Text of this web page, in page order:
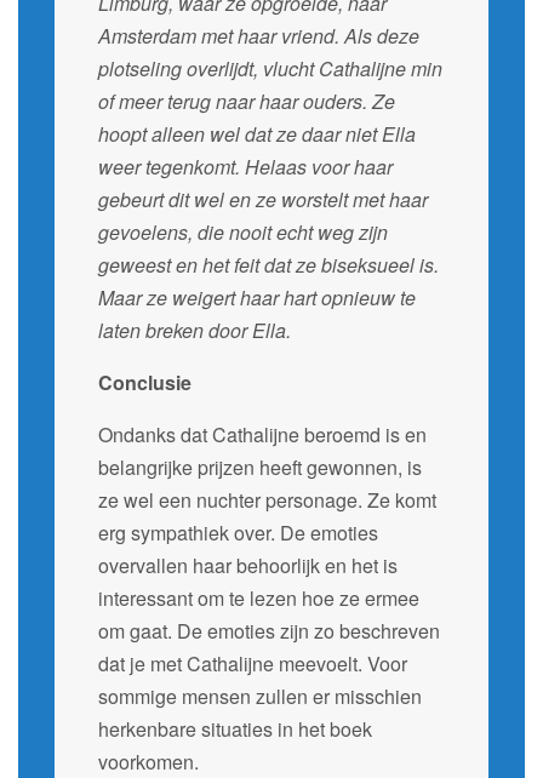
Amsterdam met haar vriend. Als deze
plotseling overlijdt, vlucht Cathalijne min
of meer terug naar haar ouders. Ze
hoopt alleen wel dat ze daar niet Ella
weer tegenkomt. Helaas voor haar
gebeurt dit wel en ze worstelt met haar
gevoelens, die nooit echt weg zijn
geweest en het feit dat ze biseksueel is.
Maar ze weigert haar hart opnieuw te
laten breken door Ella.
Conclusie
Ondanks dat Cathalijne beroemd is en
belangrijke prijzen heeft gewonnen, is
ze wel een nuchter personage. Ze komt
erg sympathiek over. De emoties
overvallen haar behoorlijk en het is
interessant om te lezen hoe ze ermee
om gaat. De emoties zijn zo beschreven
dat je met Cathalijne meevoelt. Voor
sommige mensen zullen er misschien
herkenbare situaties in het boek
voorkomen.